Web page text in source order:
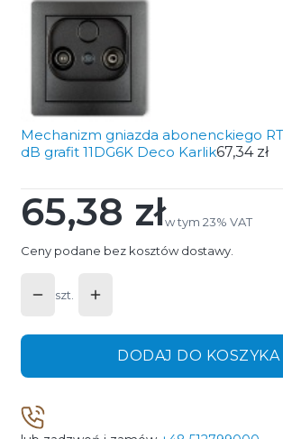
Mechanizm gniazda abonenckiego
dB grafit 11DG6K Deco Karlik67,34 zł
Cena
65,38 złw tym 23% VAT
w tym 23% VAT
Ceny podane bez kosztów dostawy.
szt.
DODAJ DO KOSZYKA